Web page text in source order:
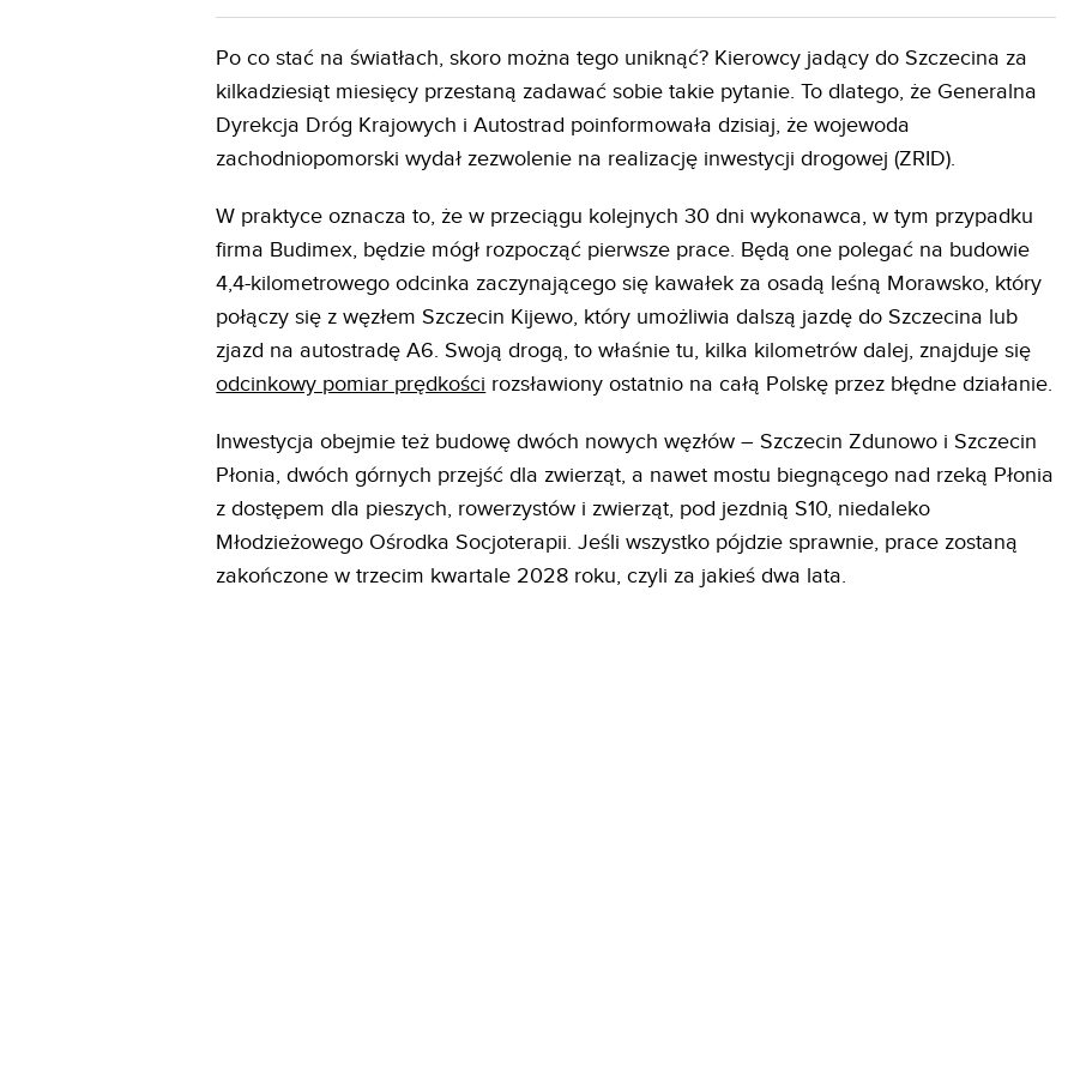
Po co stać na światłach, skoro można tego uniknąć? Kierowcy jadący do Szczecina za
kilkadziesiąt miesięcy przestaną zadawać sobie takie pytanie. To dlatego, że Generalna
Dyrekcja Dróg Krajowych i Autostrad poinformowała dzisiaj, że wojewoda
zachodniopomorski wydał zezwolenie na realizację inwestycji drogowej (ZRID).
W praktyce oznacza to, że w przeciągu kolejnych 30 dni wykonawca, w tym przypadku
firma Budimex, będzie mógł rozpocząć pierwsze prace. Będą one polegać na budowie
4,4-kilometrowego odcinka zaczynającego się kawałek za osadą leśną Morawsko, który
połączy się z węzłem Szczecin Kijewo, który umożliwia dalszą jazdę do Szczecina lub
zjazd na autostradę A6. Swoją drogą, to właśnie tu, kilka kilometrów dalej, znajduje się
odcinkowy pomiar prędkości rozsławiony ostatnio na całą Polskę przez błędne działanie.
Inwestycja obejmie też budowę dwóch nowych węzłów – Szczecin Zdunowo i Szczecin
Płonia, dwóch górnych przejść dla zwierząt, a nawet mostu biegnącego nad rzeką Płonia
z dostępem dla pieszych, rowerzystów i zwierząt, pod jezdnią S10, niedaleko
Młodzieżowego Ośrodka Socjoterapii. Jeśli wszystko pójdzie sprawnie, prace zostaną
zakończone w trzecim kwartale 2028 roku, czyli za jakieś dwa lata.